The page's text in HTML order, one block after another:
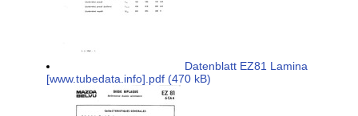
Datenblatt EZ81 Lamina
[www.tubedata.info].pdf (470 kB)